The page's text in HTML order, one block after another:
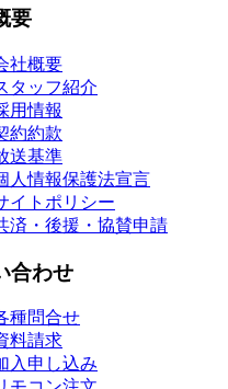
要
社概要
タッフ紹介
用情報
約約款
送基準
人情報保護法宣言
イトポリシー
済・後援・協賛申請
合わせ
種問合せ
料請求
入申し込み